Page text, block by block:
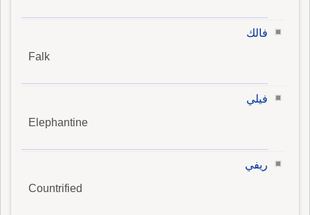
فالك
Falk
فيلي
Elephantine
ريفي
Countrified